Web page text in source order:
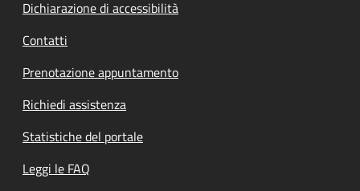
Dichiarazione di accessibilità
Contatti
Prenotazione appuntamento
Richiedi assistenza
Statistiche del portale
Leggi le FAQ